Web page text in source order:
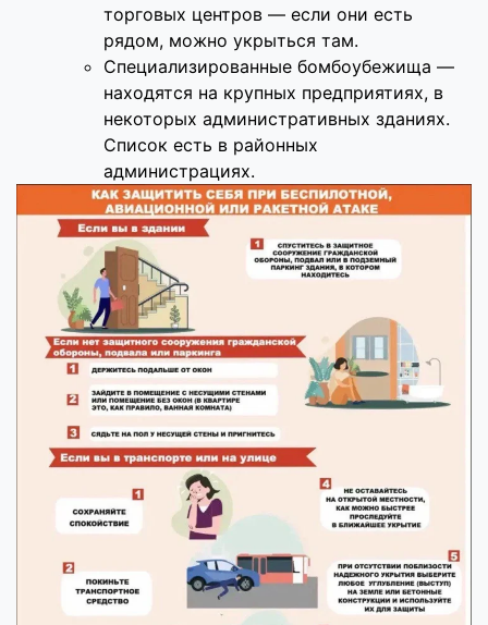
торговых центров — если они есть
рядом, можно укрыться там.
Специализированные бомбоубежища —
находятся на крупных предприятиях, в
некоторых административных зданиях.
Список есть в районных
администрациях.